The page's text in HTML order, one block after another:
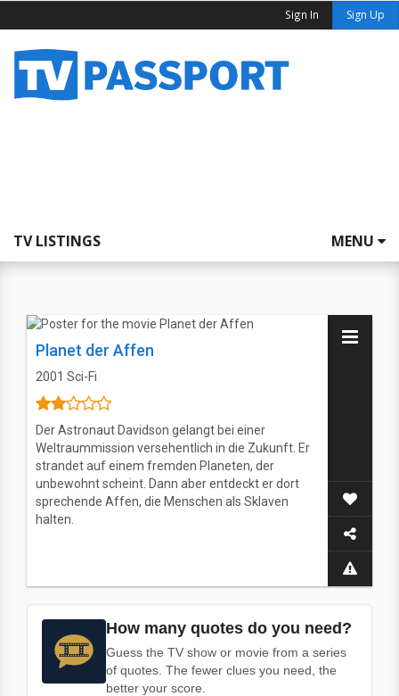
Sign In Sign Up
TV LISTINGS MENU
Planet der Affen
2001 Sci-Fi
Der Astronaut Davidson gelangt bei einer
Weltraummission versehentlich in die Zukunft. Er
strandet auf einem fremden Planeten, der
unbewohnt scheint. Dann aber entdeckt er dort
sprechende Affen, die Menschen als Sklaven
halten.
How many quotes do you need?
Guess the TV show or movie from a series
of quotes. The fewer clues you need, the
better your score.